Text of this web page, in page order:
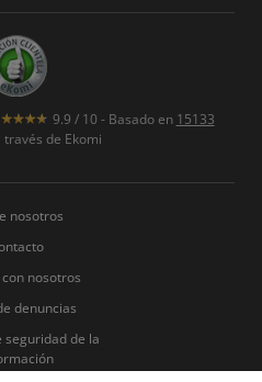
9.9 / 10 - Basado en 15133
través de Ekomi
nosotros
nosotros
denuncias
seguridad de la